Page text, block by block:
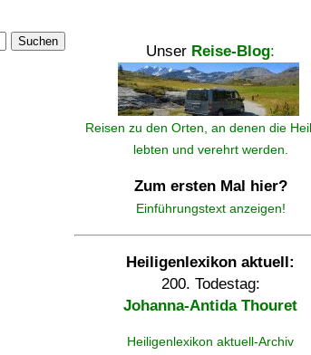
Suchen
Unser Reise-Blog:
Reisen zu den Orten, an denen die
lebten und verehrt werden.
Zum ersten Mal hier?
Einführungstext anzeigen!
Heiligenlexikon aktuell:
200. Todestag:
Johanna-Antida Thouret
Heiligenlexikon aktuell-Archiv